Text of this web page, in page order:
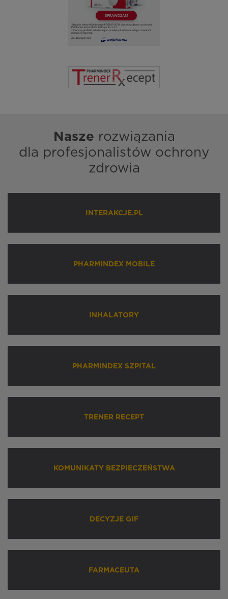
Nasze rozwiązania
dla profesjonalistów ochrony
zdrowia
INTERAKCJE.PL
PHARMINDEX MOBILE
INHALATORY
PHARMINDEX SZPITAL
TRENER RECEPT
KOMUNIKATY BEZPIECZEŃSTWA
DECYZJE GIF
FARMACEUTA